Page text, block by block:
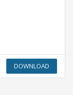
DOWNLOAD